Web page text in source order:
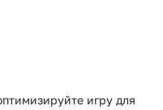
игру для